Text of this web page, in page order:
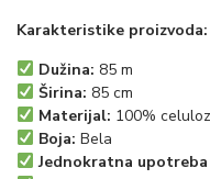
u
z
a
Karakteristike proizvoda:
Dužina: 85 m
Širina: 85 cm
Materijal: 100%
Boja: Bela
Jednokratna upotreba